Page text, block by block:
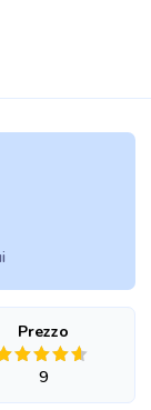
Prezzo
9